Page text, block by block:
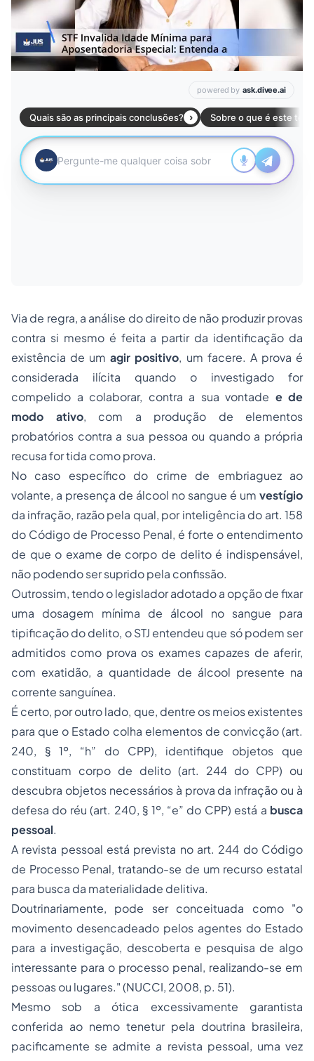
Via de regra, a análise do direito de não produzir provas
contra si mesmo é feita a partir da identificação da
existência de umagir positivo, um facere. A prova é
considerada ilícita quando o investigado for
compelido a colaborar, contra a sua vontade e de
modo ativo, com a produção de elementos
probatórios contra a sua pessoa ou quando a própria
recusa for tida como prova.
No caso específico do crime de embriaguez ao
volante, a presença de álcool no sangue é um vestígio
da infração, razão pela qual, por inteligência do art. 158
do Código de Processo Penal, é forte o entendimento
de que o exame de corpo de delito é indispensável,
não podendo ser suprido pela confissão.
Outrossim, tendo o legislador adotado a opção de fixar
uma dosagem mínima de álcool no sangue para
tipificação do delito, o STJ entendeu que só podem ser
admitidos como prova os exames capazes de aferir,
com exatidão, a quantidade de álcool presente na
corrente sanguínea.
É certo, por outro lado, que, dentre os meios existentes
para que o Estado colha elementos de convicção (art.
240, § 1º, “h” do CPP), identifique objetos que
constituam corpo de delito (art. 244 do CPP) ou
descubra objetos necessários à prova da infração ou à
defesa do réu (art. 240, § 1º, “e” do CPP) está a busca
pessoal.
A revista pessoal está prevista no art. 244 do Código
de Processo Penal, tratando-se de um recurso estatal
para busca da materialidade delitiva.
Doutrinariamente, pode ser conceituada como "o
movimento desencadeado pelos agentes do Estado
para a investigação, descoberta e pesquisa de algo
interessante para o processo penal, realizando-se em
pessoas ou lugares." (NUCCI, 2008, p. 51).
Mesmo sob a ótica excessivamente garantista
conferida ao nemo teneturpela doutrina brasileira,
pacificamente se admite a revista pessoal, uma vez